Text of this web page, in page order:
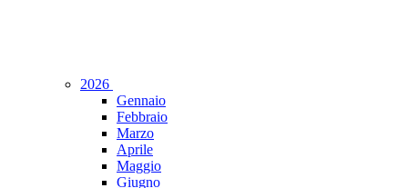
2026
Gennaio
Febbraio
Marzo
Aprile
Maggio
Giugno